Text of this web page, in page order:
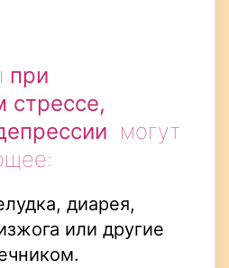
при
стрессе,
могут
диарея,
или другие